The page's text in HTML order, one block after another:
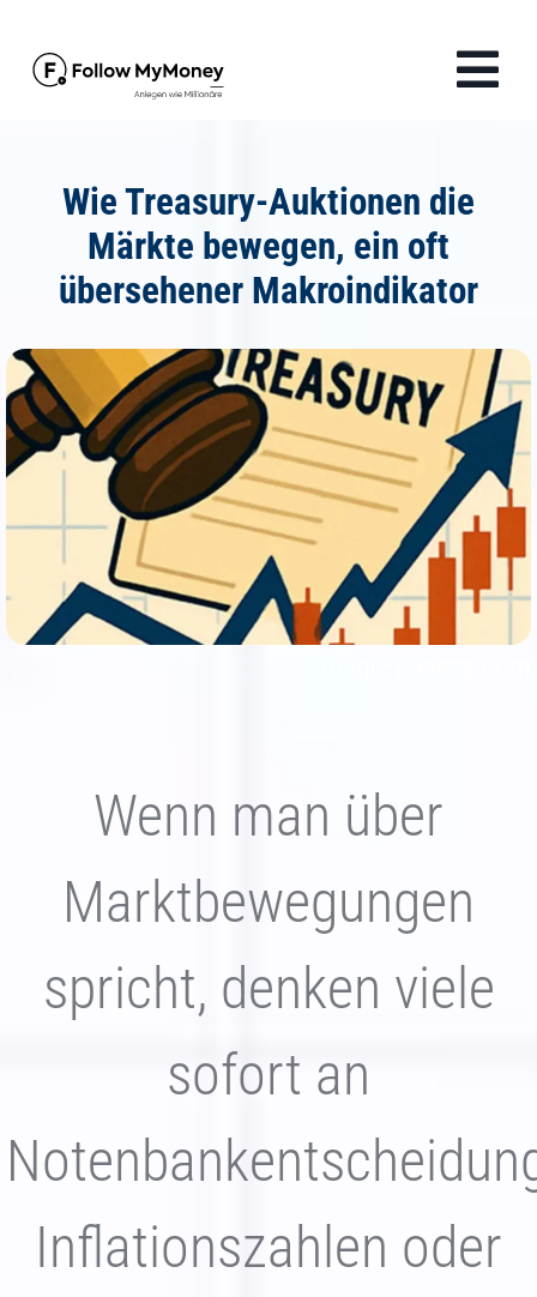
Inhalt
Finanzwissen
Unternehmen
Anmelden
Jetzt Depot eröffnen
Wie Treasury-Auktionen die
Märkte bewegen, ein oft
übersehener Makroindikator
Wenn man über
Marktbewegungen
spricht, denken viele
sofort an
Inflationszahlen oder